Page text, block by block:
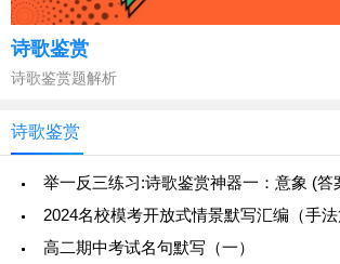
诗歌鉴赏
诗歌鉴赏题解析
诗歌鉴赏
举一反三练习:诗歌鉴赏神器一：意象 (答
2024名校模考开放式情景默写汇编（手法
高二期中考试名句默写（一）